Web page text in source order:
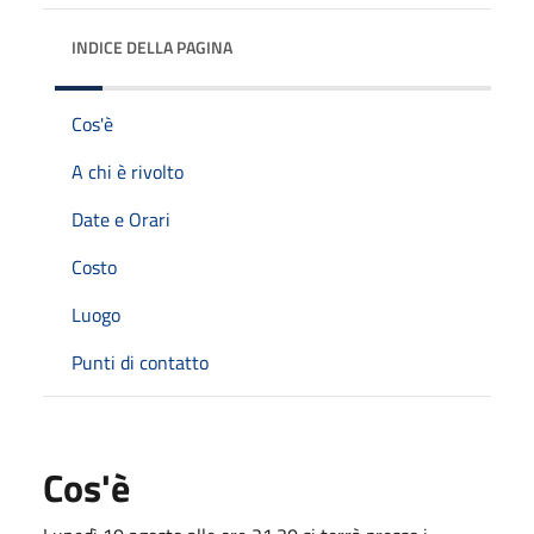
INDICE DELLA PAGINA
Cos'è
A chi è rivolto
Date e Orari
Costo
Luogo
Punti di contatto
Cos'è